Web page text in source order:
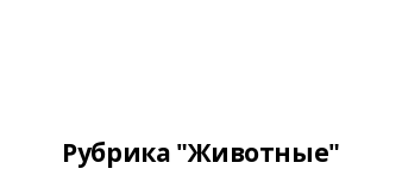
Рубрика "Животные"